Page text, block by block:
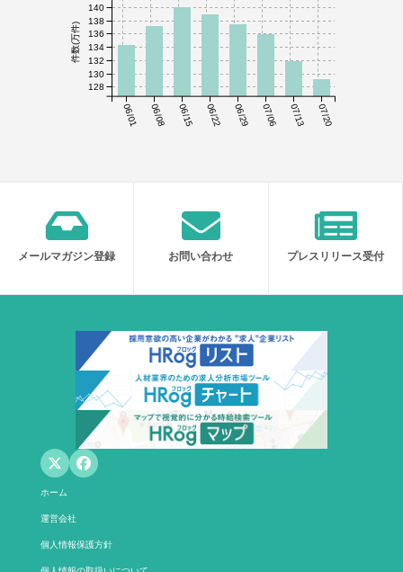
06/01 06/08 06/15 06/22 06/29 07/06 07/13 07/20
件数(万件)
128
130
132
134
136
138
140
メールマガジン登録 お問い合わせ プレスリリース受付
ホーム
運営会社
個人情報保護方針